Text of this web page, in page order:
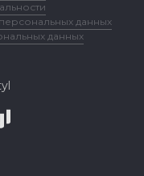
данных
данных